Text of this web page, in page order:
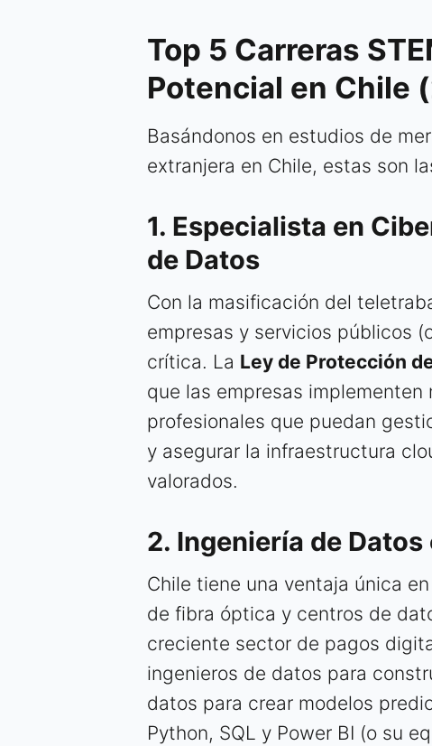
Top 5 Carreras
Potencial en Chile
Basándonos en estudios de
extranjera en Chile, estas son
1. Especialista en
de Datos
Con la masificación del
empresas y servicios públicos
crítica. La Ley de Protección
que las empresas
profesionales que puedan
y asegurar la infraestructura
valorados.
2. Ingeniería de
Chile tiene una ventaja única
de fibra óptica y centros de
creciente sector de pagos
ingenieros de datos para
datos para crear modelos
Python, SQL y Power BI (o su